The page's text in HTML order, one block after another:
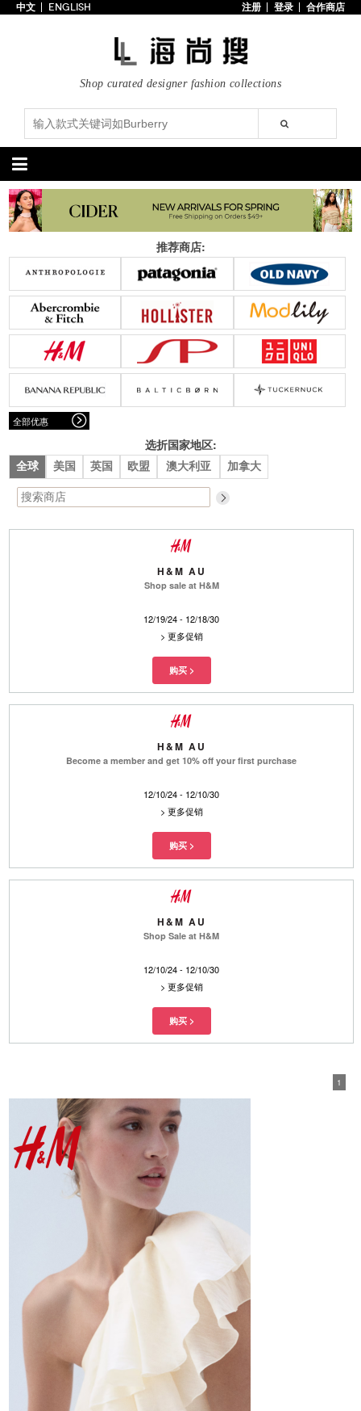
专辑
博客
上线新款
100美元以下
分类精选
包袋
手提包
手拿包
购物包
肩挎包
斜挎包
背包
上架新款
$100以下
$200以下
折扣
鞋履
高跟鞋
凉鞋
靴子
楔形鞋
平底鞋
休闲鞋
上架新款
$100以下
$200以下
折扣
腰带
围巾
小包
手表/珠宝
上架新款
$100以下
服装
连衣裙
裙子
上衣/毛线衣
上架新款
折扣
流行系列
著名品牌
流行品牌
新潮别致
悠闲运动
中文 ENGLISH 注册 登录 合作商店
Shop curated designer fashion collections
推荐商店:
全部优惠
选折国家地区:
全球 美国 英国 欧盟 澳大利亚 加拿大
H&M AU
Shop sale at H&M
12/19/24 - 12/18/30
> 更多促销
H&M AU
Become a member and get 10% off your first purchase
12/10/24 - 12/10/30
> 更多促销
H&M AU
Shop Sale at H&M
12/10/24 - 12/10/30
> 更多促销
1